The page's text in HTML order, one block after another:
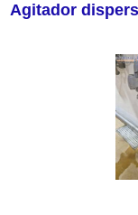
Agitador